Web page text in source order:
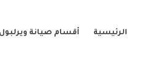
الرئيسية أقسام صيانة ويرلبول